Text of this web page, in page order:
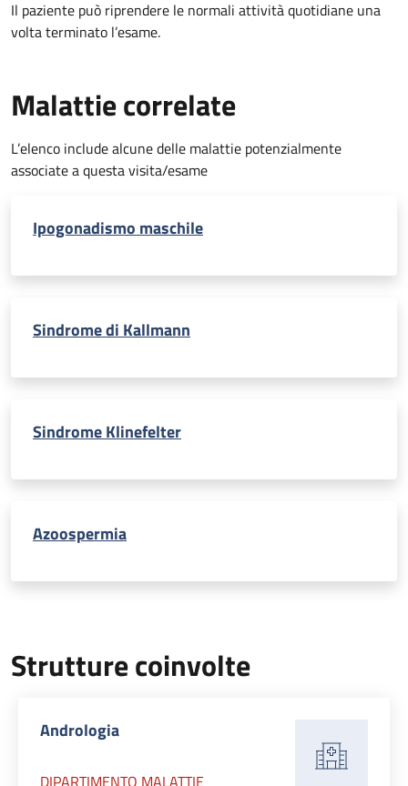
Il paziente può riprendere le normali attività quotidiane una
volta terminato l’esame.
Malattie correlate
L’elenco include alcune delle malattie potenzialmente
associate a questa visita/esame
Ipogonadismo maschile
Sindrome di Kallmann
Sindrome Klinefelter
Azoospermia
Strutture coinvolte
Andrologia
DIPARTIMENTO MALATTIE